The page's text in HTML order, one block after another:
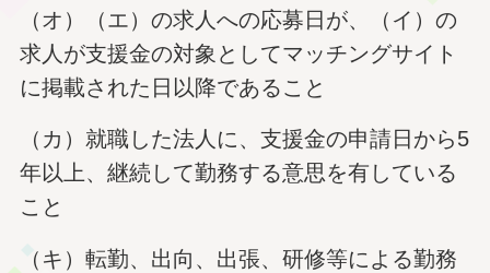
（オ）（エ）の求人への応募日が、（イ）の
求人が支援金の対象としてマッチングサイト
に掲載された日以降であること
（カ）就職した法人に、支援金の申請日から5
年以上、継続して勤務する意思を有している
こと
（キ）転勤、出向、出張、研修等による勤務